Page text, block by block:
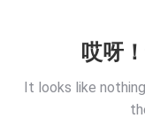
哎呀
It looks like